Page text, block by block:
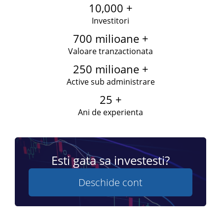
10,000 +
Investitori
700 milioane +
Valoare tranzactionata
250 milioane +
Active sub administrare
25 +
Ani de experienta
Esti gata sa investesti?
Deschide cont